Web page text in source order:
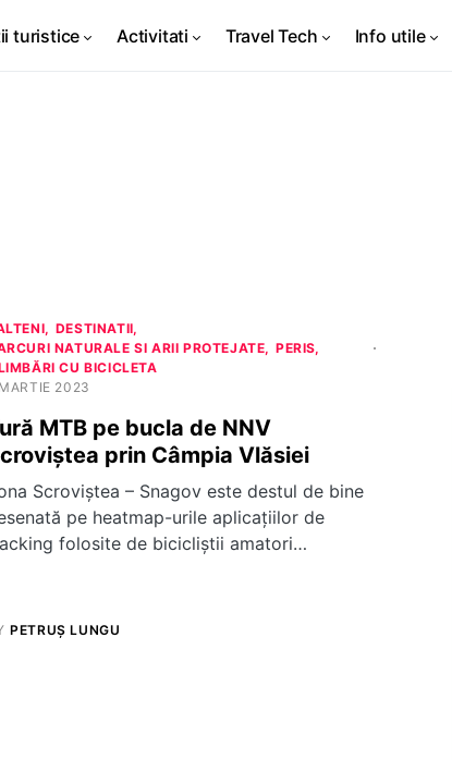
turistice Activitati Travel Tech Info utile
DESTINATII
NATURALE SI ARII PROTEJATE
PERIS
CU BICICLETA
2023
MTB pe bucla de NNV
prin Câmpia Vlăsiei
Scroviștea – Snagov este destul de bine
pe heatmap-urile aplicațiilor de
folosite de bicicliștii amatori…
PETRUȘ LUNGU